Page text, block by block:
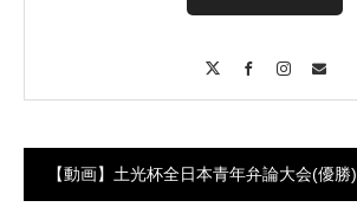
【動画】土光杯全日本青年弁論大会(優勝)